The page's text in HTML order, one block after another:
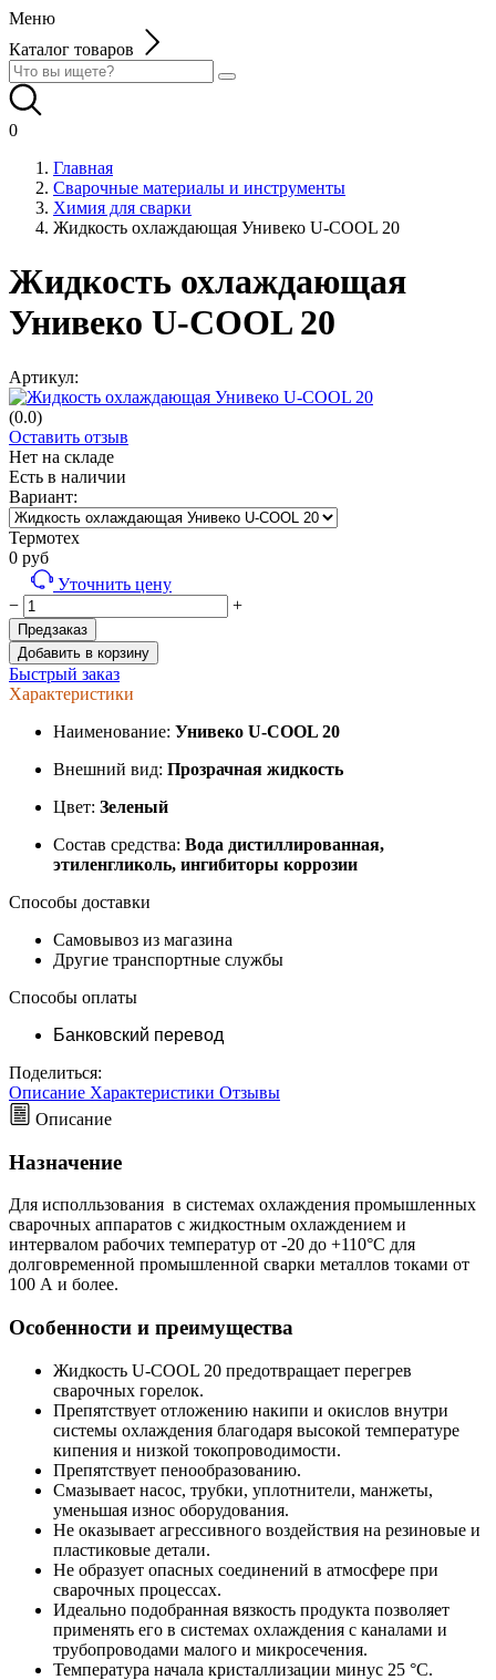
Меню
Каталог товаров
0
Главная
Сварочные материалы и инструменты
Химия для сварки
Жидкость охлаждающая Унивеко U-COOL 20
Жидкость охлаждающая
Унивеко U-COOL 20
Артикул:
(0.0)
Оставить отзыв
Нет на складе
Есть в наличии
Вариант:
Термотех
0 руб
Уточнить цену
−
+
Предзаказ
Добавить в корзину
Быстрый заказ
Характеристики
Наименование: Унивеко U-COOL 20
Внешний вид: Прозрачная жидкость
Цвет: Зеленый
Состав средства: Вода дистиллированная,
этиленгликоль, ингибиторы коррозии
Способы доставки
Самовывоз из магазина
Другие транспортные службы
Способы оплаты
Банковский перевод
Поделиться:
Описание Характеристики Отзывы
Описание
Назначение
Для исполльзования в системах охлаждения промышленных
сварочных аппаратов с жидкостным охлаждением и
интервалом рабочих температур от -20 до +110°С для
долговременной промышленной сварки металлов токами от
100 А и более.
Особенности и преимущества
Жидкость U-COOL 20 предотвращает перегрев
сварочных горелок.
Препятствует отложению накипи и окислов внутри
системы охлаждения благодаря высокой температуре
кипения и низкой токопроводимости.
Препятствует пенообразованию.
Смазывает насос, трубки, уплотнители, манжеты,
уменьшая износ оборудования.
Не оказывает агрессивного воздействия на резиновые и
пластиковые детали.
Не образует опасных соединений в атмосфере при
сварочных процессах.
Идеально подобранная вязкость продукта позволяет
применять его в системах охлаждения с каналами и
трубопроводами малого и микросечения.
Температура начала кристаллизации минус 25 °С.